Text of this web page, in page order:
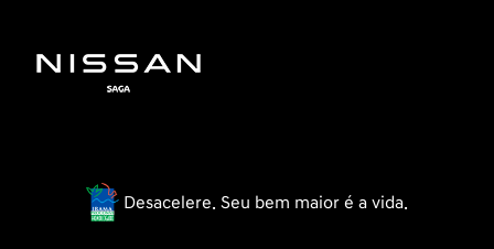
Desacelere. Seu bem maior é a vida.